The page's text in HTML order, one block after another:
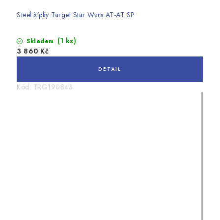
Steel šípky Target Star Wars AT-AT SP
Skladem (1 ks)
3 860 Kč
Kód: TRG190843